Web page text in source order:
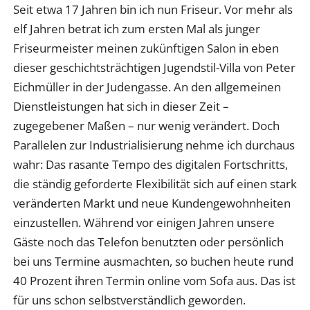
Seit etwa 17 Jahren bin ich nun Friseur. Vor mehr als
elf Jahren betrat ich zum ersten Mal als junger
Friseurmeister meinen zukünftigen Salon in eben
dieser geschichtsträchtigen Jugendstil-Villa von Peter
Eichmüller in der Judengasse. An den allgemeinen
Dienstleistungen hat sich in dieser Zeit –
zugegebener Maßen – nur wenig verändert. Doch
Parallelen zur Industrialisierung nehme ich durchaus
wahr: Das rasante Tempo des digitalen Fortschritts,
die ständig geforderte Flexibilität sich auf einen stark
veränderten Markt und neue Kundengewohnheiten
einzustellen. Während vor einigen Jahren unsere
Gäste noch das Telefon benutzten oder persönlich
bei uns Termine ausmachten, so buchen heute rund
40 Prozent ihren Termin online vom Sofa aus. Das ist
für uns schon selbstverständlich geworden.